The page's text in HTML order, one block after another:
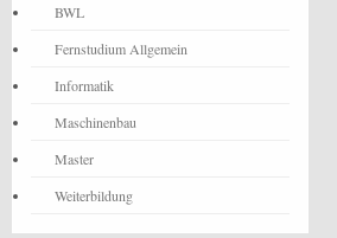
BWL
Fernstudium Allgemein
Informatik
Maschinenbau
Master
Weiterbildung